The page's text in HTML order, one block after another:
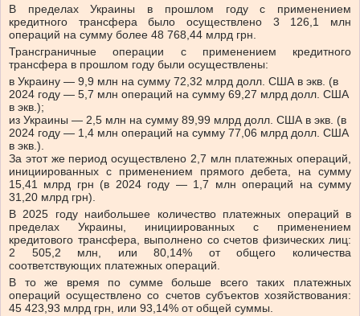
В пределах Украины в прошлом году с применением
кредитного трансфера было осуществлено 3 126,1 млн
операций на сумму более 48 768,44 млрд грн.
Трансграничные операции с применением кредитного
трансфера в прошлом году были осуществлены:
в Украину — 9,9 млн на сумму 72,32 млрд долл. США в экв. (в
2024 году — 5,7 млн операций на сумму 69,27 млрд долл. США
в экв.);
из Украины — 2,5 млн на сумму 89,99 млрд долл. США в экв. (в
2024 году — 1,4 млн операций на сумму 77,06 млрд долл. США
в экв.).
За этот же период осуществлено 2,7 млн платежных операций,
инициированных с применением прямого дебета, на сумму
15,41 млрд грн (в 2024 году — 1,7 млн операций на сумму
31,20 млрд грн).
В 2025 году наибольшее количество платежных операций в
пределах Украины, инициированных с применением
кредитового трансфера, выполнено со счетов физических лиц:
2 505,2 млн, или 80,14% от общего количества
соответствующих платежных операций.
В то же время по сумме больше всего таких платежных
операций осуществлено со счетов субъектов хозяйствования:
45 423,93 млрд грн, или 93,14% от общей суммы.